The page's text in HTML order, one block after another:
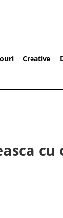
Creative
cu